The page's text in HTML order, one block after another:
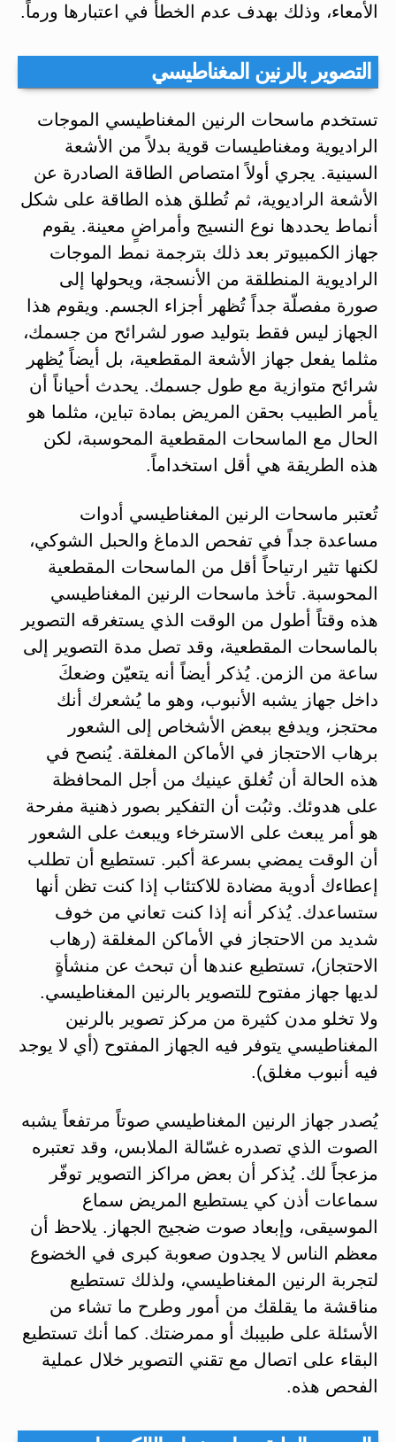
الأمعاء، وذلك بهدف عدم الخطأ في اعتبارها ورماً.
التصوير بالرنين المغناطيسي
تستخدم ماسحات الرنين المغناطيسي الموجات
الراديوية ومغناطيسات قوية بدلاً من الأشعة
السينية. يجري أولاً امتصاص الطاقة الصادرة عن
الأشعة الراديوية، ثم تُطلق هذه الطاقة على شكل
أنماط يحددها نوع النسيج وأمراضٍ معينة. يقوم
جهاز الكمبيوتر بعد ذلك بترجمة نمط الموجات
الراديوية المنطلقة من الأنسجة، ويحولها إلى
صورة مفصلّة جداً تُظهر أجزاء الجسم. ويقوم هذا
الجهاز ليس فقط بتوليد صور لشرائح من جسمك،
مثلما يفعل جهاز الأشعة المقطعية، بل أيضاً يُظهر
شرائح متوازية مع طول جسمك. يحدث أحياناً أن
يأمر الطبيب بحقن المريض بمادة تباين، مثلما هو
الحال مع الماسحات المقطعية المحوسبة، لكن
هذه الطريقة هي أقل استخداماً.
تُعتبر ماسحات الرنين المغناطيسي أدوات
مساعدة جداً في تفحص الدماغ والحبل الشوكي،
لكنها تثير ارتياحاً أقل من الماسحات المقطعية
المحوسبة. تأخذ ماسحات الرنين المغناطيسي
هذه وقتاً أطول من الوقت الذي يستغرقه التصوير
بالماسحات المقطعية، وقد تصل مدة التصوير إلى
ساعة من الزمن. يُذكر أيضاً أنه يتعيّن وضعكَ
داخل جهاز يشبه الأنبوب، وهو ما يُشعرك أنك
محتجز، ويدفع ببعض الأشخاص إلى الشعور
برهاب الاحتجاز في الأماكن المغلقة. يُنصح في
هذه الحالة أن تُغلق عينيك من أجل المحافظة
على هدوئك. وثبُت أن التفكير بصور ذهنية مفرحة
هو أمر يبعث على الاسترخاء ويبعث على الشعور
أن الوقت يمضي بسرعة أكبر. تستطيع أن تطلب
إعطاءك أدوية مضادة للاكتئاب إذا كنت تظن أنها
ستساعدك. يُذكر أنه إذا كنت تعاني من خوف
شديد من الاحتجاز في الأماكن المغلقة (رهاب
الاحتجاز)، تستطيع عندها أن تبحث عن منشأةٍ
لديها جهاز مفتوح للتصوير بالرنين المغناطيسي.
ولا تخلو مدن كثيرة من مركز تصوير بالرنين
المغناطيسي يتوفر فيه الجهاز المفتوح (أي لا يوجد
فيه أنبوب مغلق).
يُصدر جهاز الرنين المغناطيسي صوتاً مرتفعاً يشبه
الصوت الذي تصدره غسّالة الملابس، وقد تعتبره
مزعجاً لك. يُذكر أن بعض مراكز التصوير توفّر
سماعات أذن كي يستطيع المريض سماع
الموسيقى، وإبعاد صوت ضجيج الجهاز. يلاحظ أن
معظم الناس لا يجدون صعوبة كبرى في الخضوع
لتجربة الرنين المغناطيسي، ولذلك تستطيع
مناقشة ما يقلقك من أمور وطرح ما تشاء من
الأسئلة على طبيبك أو ممرضتك. كما أنك تستطيع
البقاء على اتصال مع تقني التصوير خلال عملية
الفحص هذه.